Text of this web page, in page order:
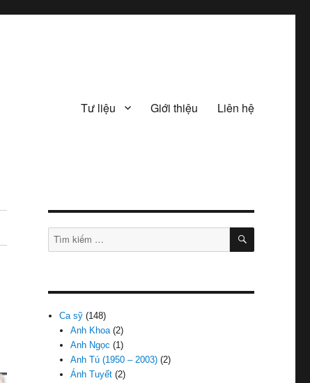
Tư liệu Giới thiệu Liên hệ
Tìm
kiếm:
TÌM
Ca sỹ (148)
Anh Khoa(2)
Anh Ngọc (1)
Anh Tú (1950 – 2003) (2)
Ánh Tuyết (2)